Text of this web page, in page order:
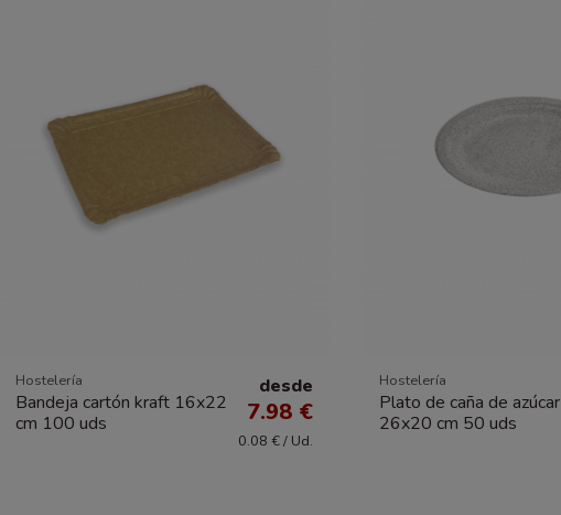
Hostelería
Bandeja cartón kraft 16x22
cm 100 uds
desde
7.98 €
0.08 € / Ud.
Hostelería
Plato de caña de azúcar
26x20 cm 50 uds